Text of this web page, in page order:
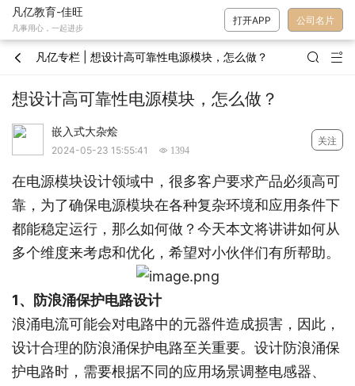
凡亿教育-佳旺
凡事用心，一起进步
打开APP 公司名片
 凡亿专栏 | ​想设计高可靠性电源模块，怎么做？  
​想设计高可靠性电源模块，怎么做？
嵌入式大杂烩
2024-05-23 15:55:41  1394
关注
在电源模块设计领域中，很多客户要求产品必须高可
靠，为了确保电源模块在各种复杂环境和应用条件下
都能稳定运行，那么如何做？今天本文将讲讲如何从
多个维度来考虑和优化，希望对小伙伴们有所帮助。
1、防浪涌保护电路设计
浪涌电流可能会对电路中的元器件造成损害，因此，
设计合理的防浪涌保护电路至关重要。设计防浪涌保
护电路时，需要根据不同的应用场景调整电感器、